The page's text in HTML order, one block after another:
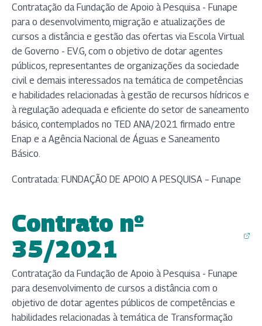
Contratação da Fundação de Apoio à Pesquisa - Funape
para o desenvolvimento, migração e atualizações de
cursos a distância e gestão das ofertas via Escola Virtual
de Governo - EV.G, com o objetivo de dotar agentes
públicos, representantes de organizações da sociedade
civil e demais interessados na temática de competências
e habilidades relacionadas à gestão de recursos hídricos e
à regulação adequada e eficiente do setor de saneamento
básico, contemplados no TED ANA/2021 firmado entre
Enap e a Agência Nacional de Águas e Saneamento
Básico.
Contratada: FUNDAÇÃO DE APOIO A PESQUISA – Funape
Contrato nº
35/2021
(abre em nova aba)
Contratação da Fundação de Apoio à Pesquisa - Funape
para desenvolvimento de cursos a distância com o
objetivo de dotar agentes públicos de competências e
habilidades relacionadas à temática de Transformação